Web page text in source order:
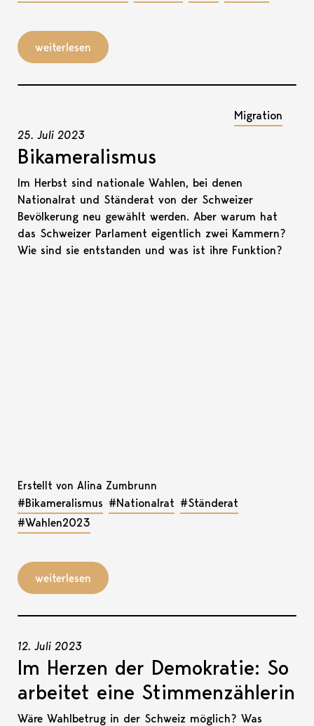
weiterlesen
Migration
25. Juli 2023
Bikameralismus
Im Herbst sind nationale Wahlen, bei denen
Nationalrat und Ständerat von der Schweizer
Bevölkerung neu gewählt werden. Aber warum hat
das Schweizer Parlament eigentlich zwei Kammern?
Wie sind sie entstanden und was ist ihre Funktion?
Erstellt von Alina Zumbrunn
#Bikameralismus #Nationalrat #Ständerat
#Wahlen2023
weiterlesen
12. Juli 2023
Im Herzen der Demokratie: So
arbeitet eine Stimmenzählerin
Wäre Wahlbetrug in der Schweiz möglich? Was